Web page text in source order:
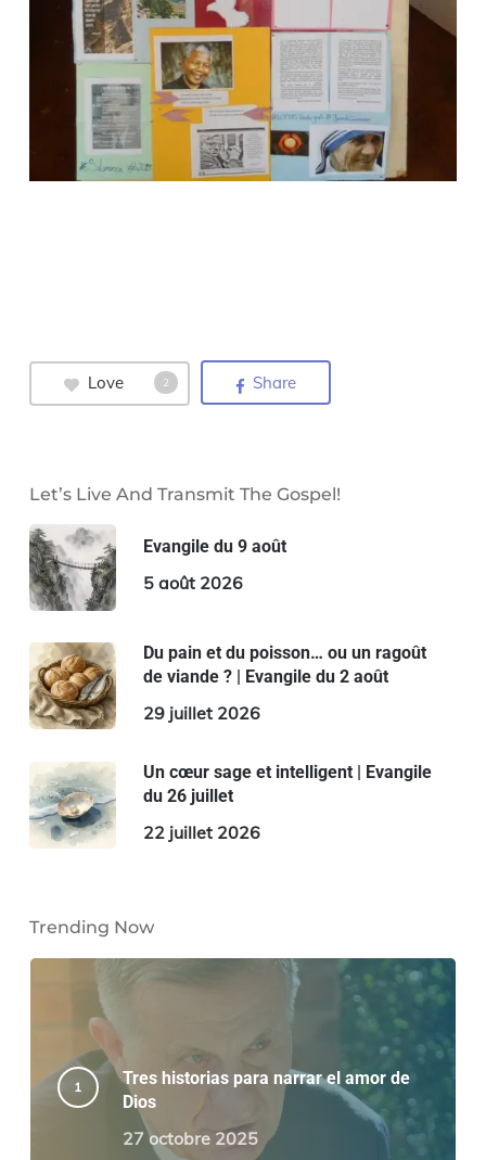
Love 2 Share
Let’s Live And Transmit The Gospel!
Evangile du 9 août
5 août 2026
Du pain et du poisson… ou un ragoût
de viande ? | Evangile du 2 août
29 juillet 2026
Un cœur sage et intelligent | Evangile
du 26 juillet
22 juillet 2026
Trending Now
Tres historias para narrar el amor de
Dios
27 octobre 2025